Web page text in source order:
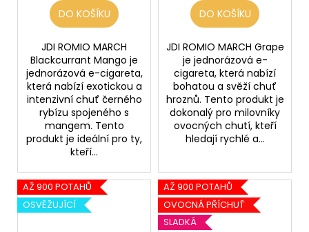
DO KOŠÍKU
JDI ROMIO MARCH
Blackcurrant Mango je
jednorázová e-cigareta,
která nabízí exotickou a
intenzivní chuť černého
rybízu spojeného s
mangem. Tento
produkt je ideální pro ty,
kteří...
DO KOŠÍKU
JDI ROMIO MARCH Grape
je jednorázová e-
cigareta, která nabízí
bohatou a svěží chuť
hroznů. Tento produkt je
dokonalý pro milovníky
ovocných chutí, kteří
hledají rychlé a...
AŽ 900 POTAHŮ
OSVĚŽUJÍCÍ
AŽ 900 POTAHŮ
OVOCNÁ PŘÍCHUŤ
SLADKÁ